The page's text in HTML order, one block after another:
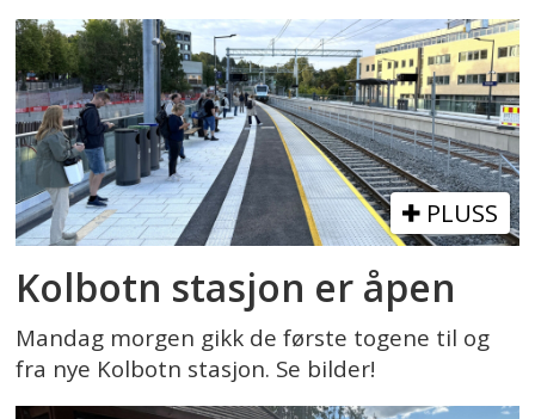
PLUSS
Kolbotn stasjon er åpen
Mandag morgen gikk de første togene til og
fra nye Kolbotn stasjon. Se bilder!